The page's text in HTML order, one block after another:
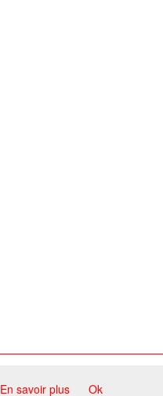
En savoir plus Ok